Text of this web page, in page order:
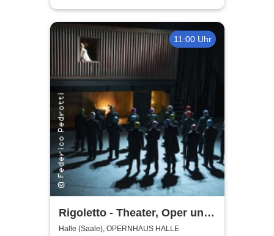
11:00 Uhr
Rigoletto - Theater, Oper und
Orchester Halle
Halle (Saale), OPERNHAUS HALLE